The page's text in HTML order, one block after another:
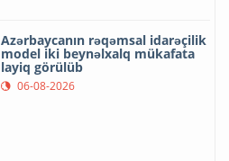
Azərbaycanın rəqəmsal idarəçilik
model iki beynəlxalq mükafata
layiq görülüb
06-08-2026